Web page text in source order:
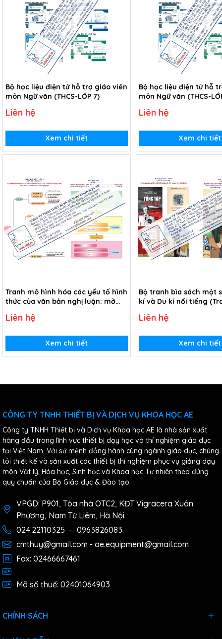
Bộ học liệu điện tử hỗ trợ giáo viên
môn Ngữ văn (THCS-LỚP 7)
Liên hệ
Xem chi tiết
Bộ học liệu điện tử hỗ
môn Ngữ văn (THCS-
Liên hệ
Xem chi tiết
Tranh mô hình hóa các yếu tố hình
thức của văn bản nghị luận: mở
bằng chứng (Tranh giấy)
Liên hệ
Xem chi tiết
Bộ tranh bìa sách một
kí và Du kí nổi tiếng
Liên hệ
Xem chi tiết
CÔNG TY TNHH THIẾT BỊ VÀ DỊCH VỤ KHOA HỌC AE
Công ty TNHH Thiết bị và Dịch vụ Khoa học AE là nhà sản xuất
hàng đầu trong lĩnh vực thiết bị dạy học và thí nghiệm giáo dục
tại Việt Nam. Với sứ mệnh đồng hành cùng ngành giáo dục, chúng
tôi thiết kế và sản xuất các thiết bị thí nghiệm phục vụ giảng dạy
môn Vật lý, Hóa học, Sinh học và Khoa học Tự nhiên theo đúng
quy chuẩn của Bộ Giáo dục & Đào tạo.
VPGD: P901, Tòa nhà OTC2, KĐT Vigracera Xuân
Phương, Nam Từ Liêm, Hà Nội
024.22110325 - 0963826083
cmthuy@gmail.com - ae.equipment@gmail.com
Fax: 02466667461
Mã số thuế: 02401064903
CHÍNH SÁCH